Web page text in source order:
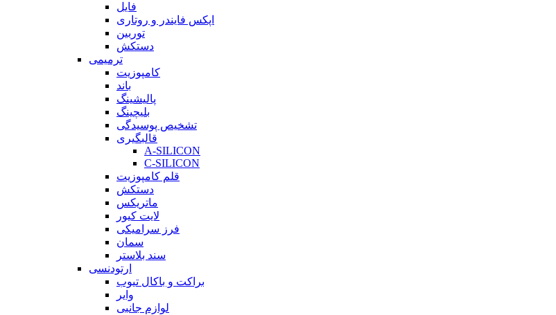
فایل
اپکس فایندر و روتاری
توربین
دستکش
ترمیمی
کامپوزیت
باند
پالیشینگ
بلیچینگ
تشخیص پوسیدگی
قالبگیری
A-SILICON
C-SILICON
قلم کامپوزیت
دستکش
ماتریکس
لایت کیور
فرز سرامیکی
سمان
سند بلاستر
ارتودنسی
براکت و باکال تیوب
وایر
لوازم جانبی